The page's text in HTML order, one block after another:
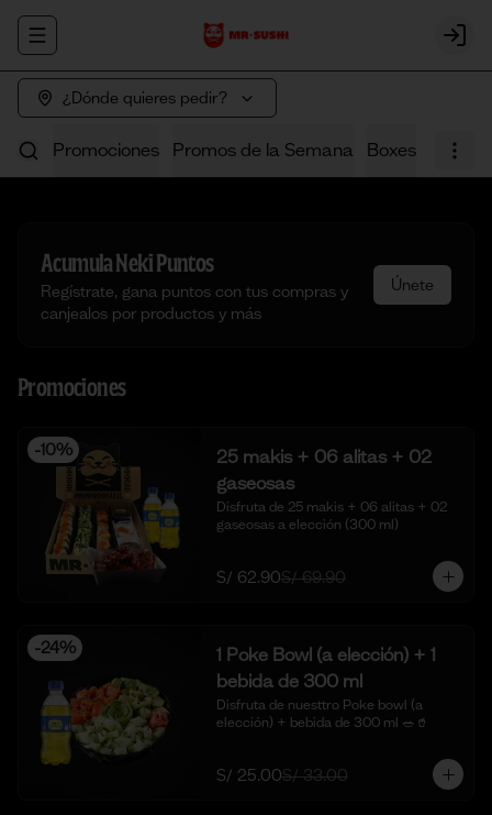
Abrir menu de navegación Login
¿Dónde quieres pedir?
Promociones Promos de la Semana Boxes Poke
AcumulaNeki Puntos
Regístrate, gana puntos con tus compras y
canjealos por productos y más
Únete
Promociones
-10%
25 makis + 06 alitas + 02
gaseosas
Disfruta de 25 makis + 06 alitas + 02
gaseosas a elección (300 ml)
S/ 62.90S/ 69.90
-24%
1 Poke Bowl (a elección) + 1
bebida de 300 ml
Disfruta de nuesttro Poke bowl (a
elección) + bebida de 300 ml 🥗🥤
S/ 25.00S/ 33.00